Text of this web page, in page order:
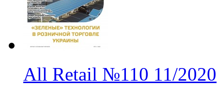
All Retail №110 11/2020